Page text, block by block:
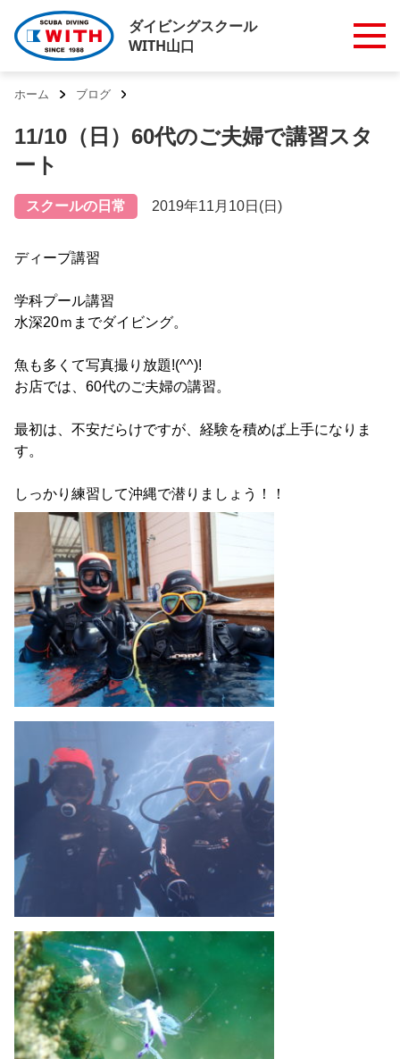
ダイビングスクール
WITH山口
ホーム ブログ
11/10（日）60代のご夫婦で講習スタ
ート
スクールの日常 2019年11月10日(日)
ディープ講習
学科プール講習
水深20ｍまでダイビング。
魚も多くて写真撮り放題!(^^)!
お店では、60代のご夫婦の講習。
最初は、不安だらけですが、経験を積めば上手になりま
す。
しっかり練習して沖縄で潜りましょう！！